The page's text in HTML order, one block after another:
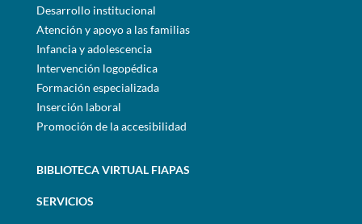
Desarrollo institucional
Atención y apoyo a las familias
Infancia y adolescencia
Intervención logopédica
Formación especializada
Inserción laboral
Promoción de la accesibilidad
BIBLIOTECA VIRTUAL FIAPAS
SERVICIOS